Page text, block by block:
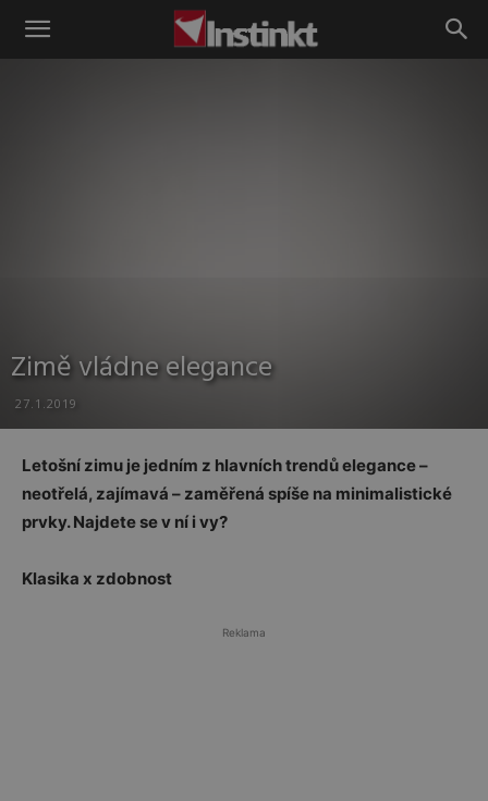
Instinkt
Zimě vládne elegance
27.1.2019
Letošní zimu je jedním z hlavních trendů elegance –
neotřelá, zajímavá – zaměřená spíše na minimalistické
prvky. Najdete se v ní i vy?
Klasika x zdobnost
Reklama